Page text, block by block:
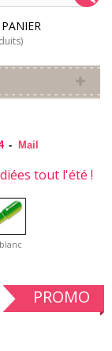
- Mail
tout l'été !
PROMO